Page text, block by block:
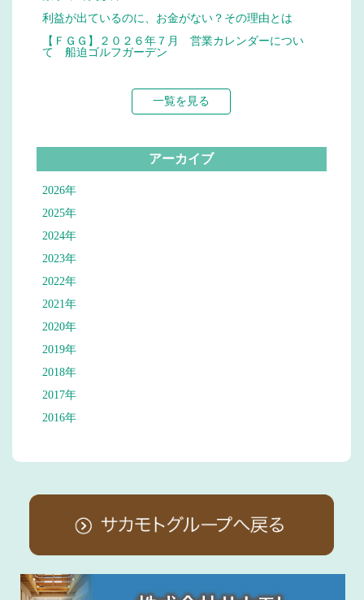
利益が出ているのに、お金がない？その理由とは
【ＦＧＧ】２０２６年７月 営業カレンダーについ
て 船迫ゴルフガーデン
一覧を見る
アーカイブ
2026年
2025年
2024年
2023年
2022年
2021年
2020年
2019年
2018年
2017年
2016年